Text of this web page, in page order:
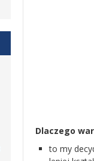
Dlaczego
to my